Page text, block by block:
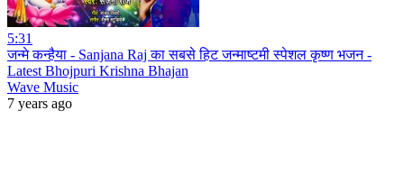
5:31
जन्मे कन्हैया - Sanjana Raj का सबसे हिट जन्माष्टमी स्पेशल कृष्ण भजन -
Latest Bhojpuri Krishna Bhajan
Wave Music
7 years ago